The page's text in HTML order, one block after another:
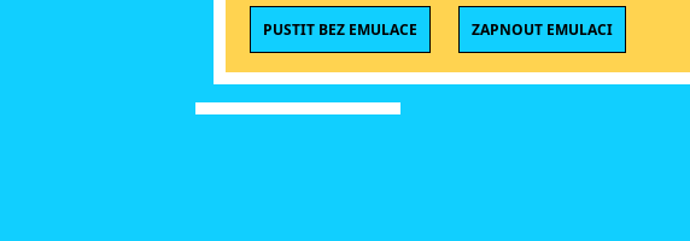
PUSTIT BEZ EMULACE
ZAPNOUT EMULACI